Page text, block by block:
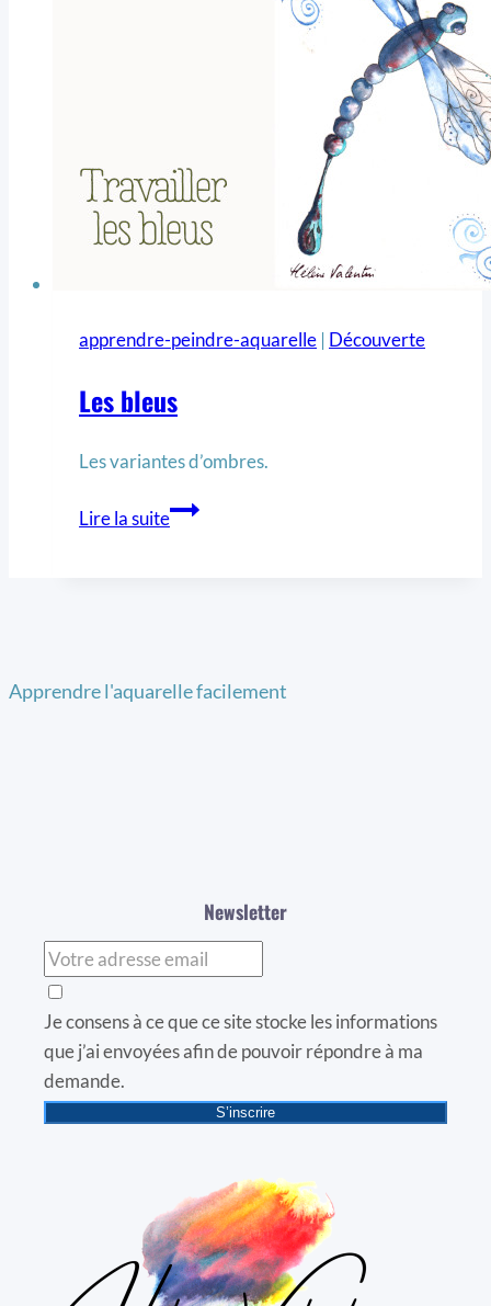
apprendre-peindre-aquarelle | Découverte
Les bleus
Les variantes d’ombres.
Lire la suite
Apprendre l'aquarelle facilement
Newsletter
Je consens à ce que ce site stocke les informations
que j’ai envoyées afin de pouvoir répondre à ma
demande.
S’inscrire